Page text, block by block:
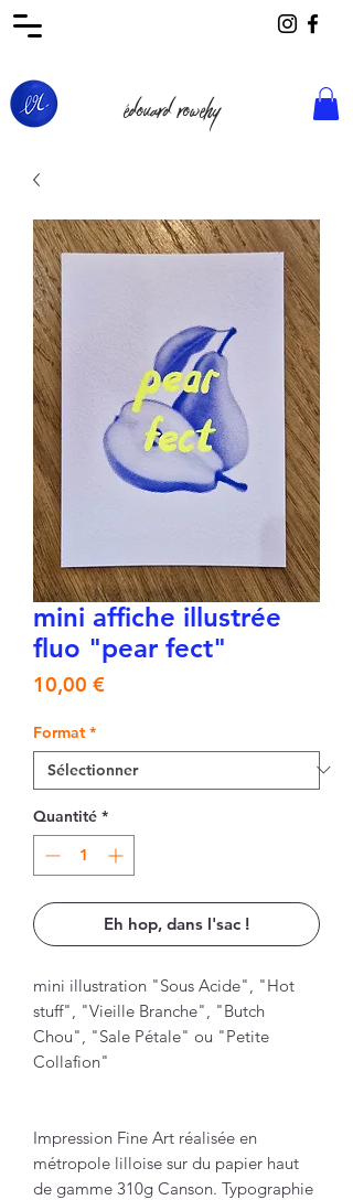
édouard rowehy
mini affiche illustrée
fluo "pear fect"
10,00 €Prix
Format *
Quantité *
Eh hop, dans l'sac !
mini illustration "Sous Acide", "Hot
stuff", "Vieille Branche", "Butch
Chou", "Sale Pétale" ou "Petite
Collafion"
Impression Fine Art réalisée en
métropole lilloise sur du papier haut
de gamme 310g Canson. Typographie